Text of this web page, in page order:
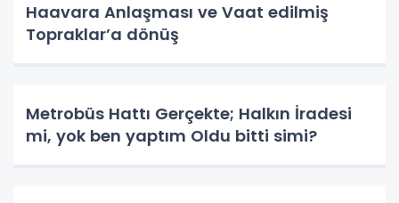
Haavara Anlaşması ve Vaat edilmiş
Topraklar’a dönüş
Metrobüs Hattı Gerçekte; Halkın İradesi
mi, yok ben yaptım Oldu bitti simi?